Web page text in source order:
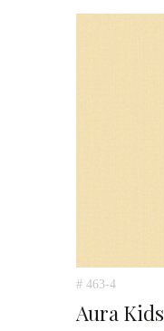
# 463-4
Aura Kids